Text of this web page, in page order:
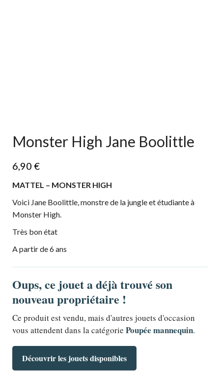
Monster High Jane Boolittle
6,90 €
MATTEL – MONSTER HIGH
Voici Jane Boolittle, monstre de la jungle et étudiante à
Monster High.
Très bon état
A partir de 6 ans
Oups, ce jouet a déjà trouvé son
nouveau propriétaire !
Ce produit est vendu, mais d'autres jouets d'occasion
vous attendent dans la catégorie Poupée mannequin.
Découvrir les jouets disponibles